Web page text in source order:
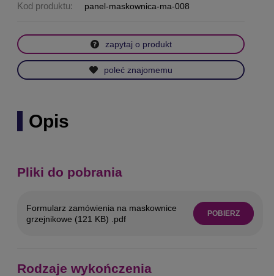
Kod produktu: panel-maskownica-ma-008
zapytaj o produkt
poleć znajomemu
Opis
Pliki do pobrania
Formularz zamówienia na maskownice
grzejnikowe (121 KB) .pdf
POBIERZ
Rodzaje wykończenia